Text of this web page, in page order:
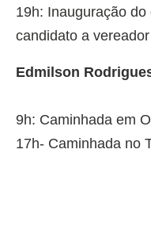
19h: Inauguração
candidato a
Edmilson
9h: Caminhada em
17h- Caminhada no